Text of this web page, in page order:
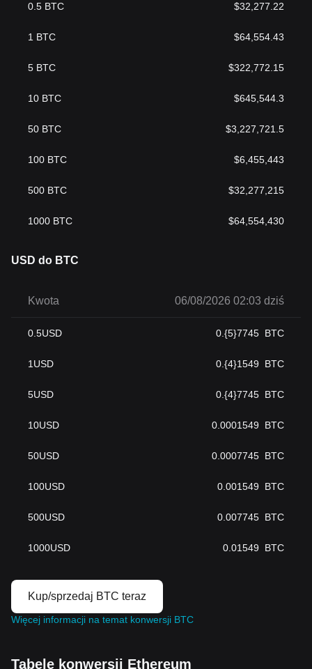
0.5 BTC $32,277.22
1 BTC $64,554.43
5 BTC $322,772.15
10 BTC $645,544.3
50 BTC $3,227,721.5
100 BTC $6,455,443
500 BTC $32,277,215
1000 BTC $64,554,430
USD do BTC
Kwota 06/08/2026 02:03 dziś
0.5USD 0.{5}7745 BTC
1 USD 0.{4}1549 BTC
5USD 0.{4}7745 BTC
10USD 0.0001549 BTC
50USD 0.0007745 BTC
100USD 0.001549 BTC
500USD 0.007745 BTC
1000USD 0.01549 BTC
Kup/sprzedaj BTC teraz
Więcej informacji na temat konwersji BTC
Tabele konwersji Ethereum